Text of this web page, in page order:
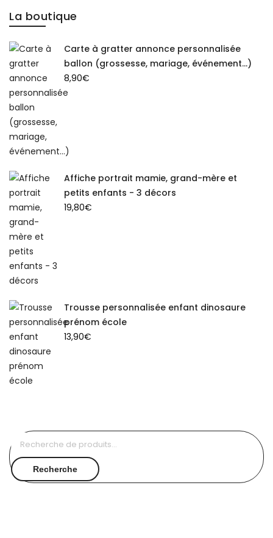
La boutique
Carte à gratter annonce personnalisée
ballon (grossesse, mariage, événement...)
8,90€
Affiche portrait mamie, grand-mère et
petits enfants - 3 décors
19,80€
Trousse personnalisée enfant dinosaure
prénom école
13,90€
Recherche